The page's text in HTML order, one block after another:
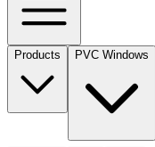
Products PVC Windows